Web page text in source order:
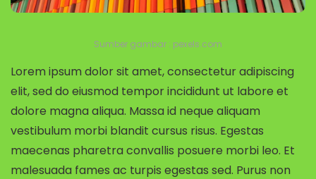
Sumber gambar : pexels.com
Lorem ipsum dolor sit amet, consectetur adipiscing
elit, sed do eiusmod tempor incididunt ut labore et
dolore magna aliqua. Massa id neque aliquam
vestibulum morbi blandit cursus risus. Egestas
maecenas pharetra convallis posuere morbi leo. Et
malesuada fames ac turpis egestas sed. Purus non